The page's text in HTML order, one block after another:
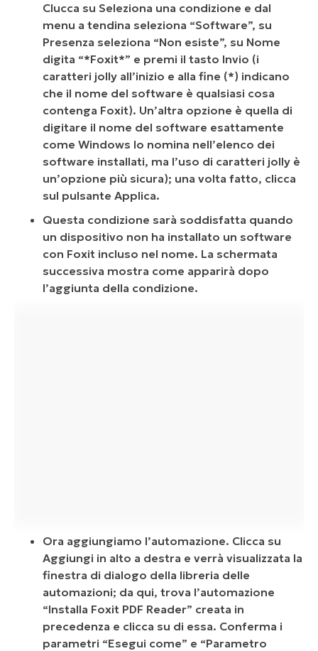
Clucca su Seleziona una condizione e dal
menu a tendina seleziona “Software”, su
Presenza seleziona “Non esiste”, su Nome
digita “*Foxit*” e premi il tasto Invio (i
caratteri jolly all’inizio e alla fine (*) indicano
che il nome del software è qualsiasi cosa
contenga Foxit). Un’altra opzione è quella di
digitare il nome del software esattamente
come Windows lo nomina nell’elenco dei
software installati, ma l’uso di caratteri jolly è
un’opzione più sicura); una volta fatto, clicca
sul pulsante Applica.
Questa condizione sarà soddisfatta quando
un dispositivo non ha installato un software
con Foxit incluso nel nome. La schermata
successiva mostra come apparirà dopo
l’aggiunta della condizione.
Ora aggiungiamo l’automazione. Clicca su
Aggiungi in alto a destra e verrà visualizzata la
finestra di dialogo della libreria delle
automazioni; da qui, trova l’automazione
“Installa Foxit PDF Reader” creata in
precedenza e clicca su di essa. Conferma i
parametri “Esegui come” e “Parametro